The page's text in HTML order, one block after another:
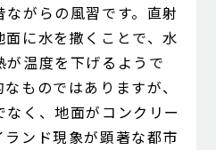
がらの風習です。直射
に水を撒くことで、水
温度を下げるようで
ものではありますが、
く、地面がコンクリー
ランド現象が顕著な都市